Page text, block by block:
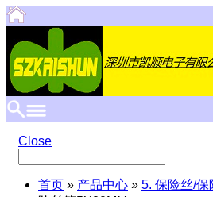
Close
首页 » 产品中心 » 5. 保险丝/保